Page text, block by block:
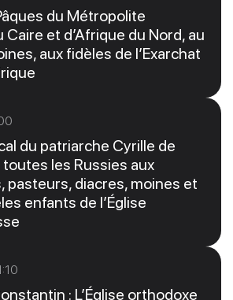
du Métropolite
et d’Afrique du Nord, au
aux fidèles de l’Exarchat
du patriarche Cyrille de
les Russies aux
pasteurs, diacres, moines et
enfants de l’Église
: L’Église orthodoxe